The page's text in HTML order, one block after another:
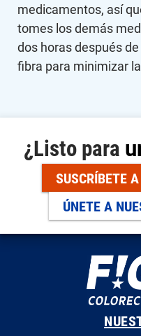
medicamentos, así
tomes los demás
dos horas después
fibra para minimizar
¿Listo para
SUSCRÍBETE
ÚNETE A